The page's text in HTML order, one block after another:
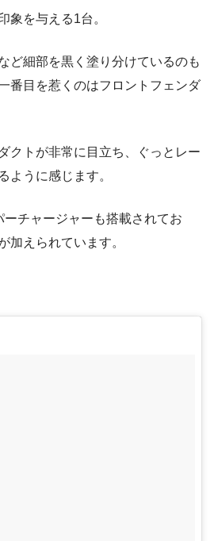
象を与える1台。
ど細部を黒く塗り分けているのも
番目を惹くのはフロントフェンダ
クトが非常に目立ち、ぐっとレー
ように感じます。
チャージャーも搭載されてお
加えられています。